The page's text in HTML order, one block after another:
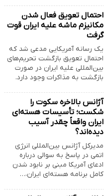
احتمال تعویق فعال شدن
مکانیزم ماشه علیه ایران قوت
گرفت
یک رسانه آمریکایی مدعی شد که
احتمال تعویق بازگشت تحریم‌های
بین‌المللی علیه ایران در صورت
بازگشت به مذاکرات وجود دارد.
آژانس بالاخره سکوت را
شکست؛ تأسیسات هسته‌ای
ایران واقعاً چقدر آسیب
دیده‌اند؟
مدیرکل آژانس بین‌المللی انرژی
اتمی در پاسخ به سوالی درباره
ادعای آمریکا مبنی بر نابود شدن
کامل برنامه هسته‌ای ایران،…